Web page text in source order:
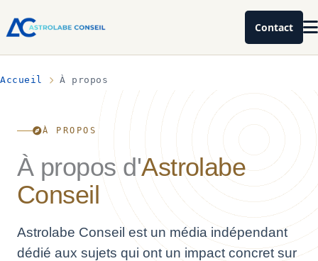
Contact
Accueil À propos
À PROPOS
À propos d'Astrolabe
Conseil
Astrolabe Conseil est un média indépendant
dédié aux sujets qui ont un impact concret sur